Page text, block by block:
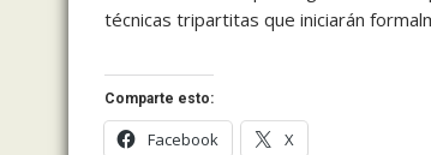
técnicas tripartitas que iniciarán
Comparte esto:
Facebook X